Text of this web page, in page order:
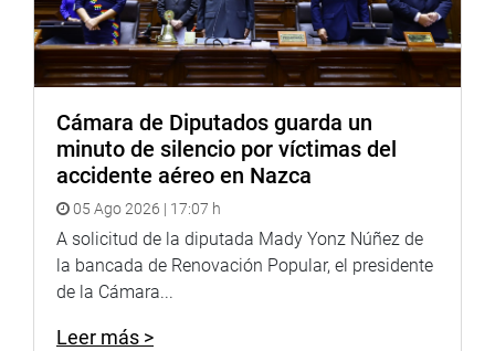
Cámara de Diputados guarda un
minuto de silencio por víctimas del
accidente aéreo en Nazca
05 Ago 2026 | 17:07 h
A solicitud de la diputada Mady Yonz Núñez de
la bancada de Renovación Popular, el presidente
de la Cámara...
Leer más >